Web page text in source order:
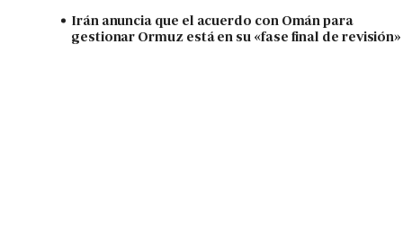
Irán anuncia que el acuerdo con Omán para
gestionar Ormuz está en su «fase final de revisión»